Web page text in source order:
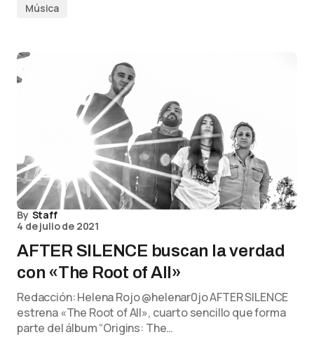
Música
By Staff
4 de julio de 2021
AFTER SILENCE buscan la verdad
con «The Root of All»
Redacción: Helena Rojo @helenar0jo AFTER SILENCE
estrena «The Root of All», cuarto sencillo que forma
parte del álbum “Origins: The…